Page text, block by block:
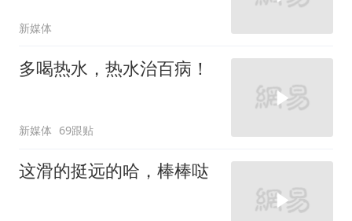
新媒体
多喝热水，热水治百病！
新媒体 69跟贴
这滑的挺远的哈，棒棒哒